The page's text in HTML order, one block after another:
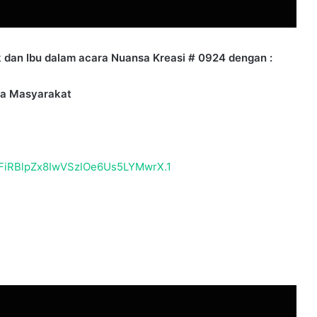
Ibu dalam acara Nuansa Kreasi # 0924 dengan :
Masyarakat
28 May 2003